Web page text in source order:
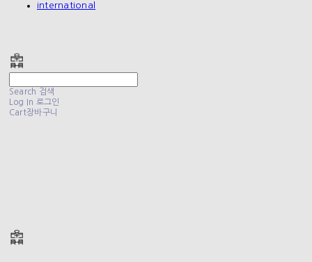
international
Search 검색
Log In 로그인
Cart장바구니